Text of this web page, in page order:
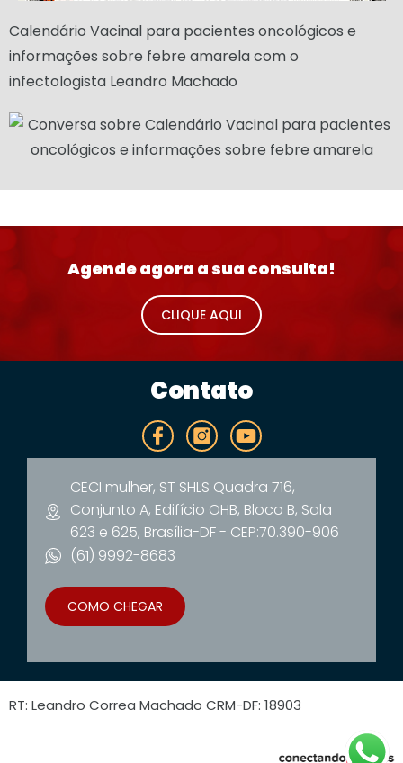
Calendário Vacinal para pacientes oncológicos e
informações sobre febre amarela com o
infectologista Leandro Machado
Agende agora a sua consulta!
CLIQUE AQUI
Contato
CECI mulher, ST SHLS Quadra 716,
Conjunto A, Edifício OHB, Bloco B, Sala
623 e 625, Brasília-DF - CEP:70.390-906
(61) 9992-8683
COMO CHEGAR
RT: Leandro Correa Machado CRM-DF: 18903